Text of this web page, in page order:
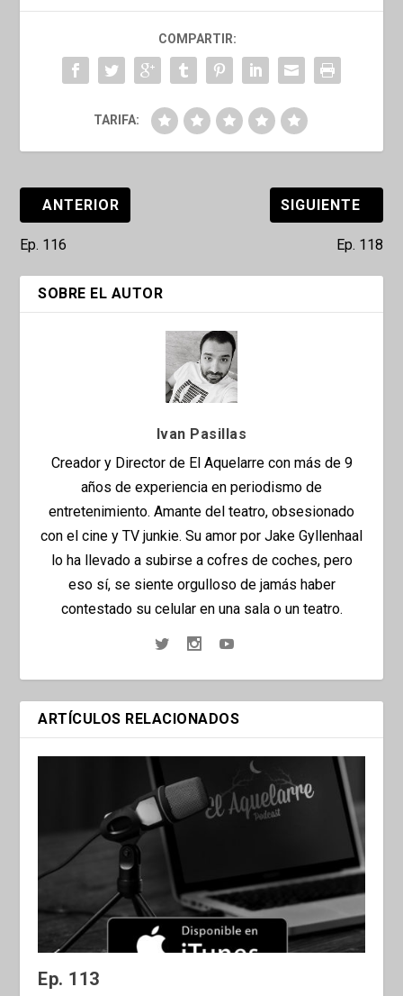
COMPARTIR:
TARIFA:
ANTERIOR
Ep. 116
SIGUIENTE
Ep. 118
SOBRE EL AUTOR
Ivan Pasillas
Creador y Director de El Aquelarre con más de 9
años de experiencia en periodismo de
entretenimiento. Amante del teatro, obsesionado
con el cine y TV junkie. Su amor por Jake Gyllenhaal
lo ha llevado a subirse a cofres de coches, pero
eso sí, se siente orgulloso de jamás haber
contestado su celular en una sala o un teatro.
ARTÍCULOS RELACIONADOS
Ep. 113